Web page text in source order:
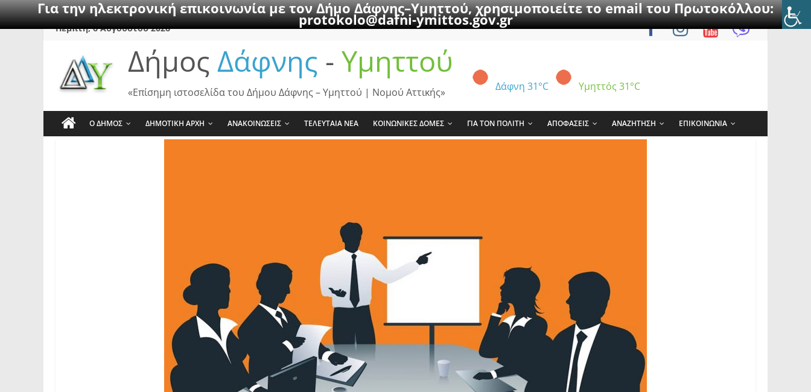
Για την ηλεκτρονική επικοινωνία με τον Δήμο Δάφνης–Υμηττού, χρησιμοποιείτε το email του Πρωτοκόλλου:
protokolo@dafni-ymittos.gov.gr
SkipΠέμπτη, 6 Αυγούστου 2026
Δήμος Δάφνης - Υμηττού
Δάφνη 31°C Υμηττός 31°C
«Επίσημη ιστοσελίδα του Δήμου Δάφνης – Υμηττού | Νομού Αττικής»
Ο ΔΗΜΟΣ ΔΗΜΟΤΙΚΗ ΑΡΧΗ ΑΝΑΚΟΙΝΩΣΕΙΣ ΤΕΛΕΥΤΑΙΑ ΝΕΑ ΚΟΙΝΩΝΙΚΕΣ ΔΟΜΕΣ ΓΙΑ ΤΟΝ ΠΟΛΙΤΗ ΑΠΟΦΑΣΕΙΣ ΑΝΑΖΗΤΗΣΗ ΕΠΙΚΟΙΝΩΝΙΑ